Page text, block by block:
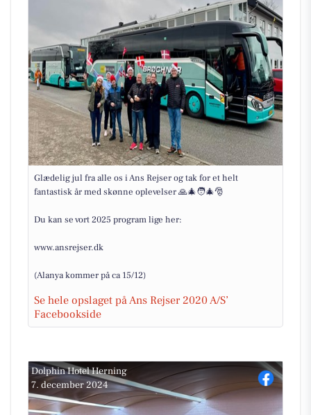
Glædelig jul fra alle os i Ans Rejser og tak for et helt
fantastisk år med skønne oplevelser 🙏🎄🧑‍🎄🎅
Du kan se vort 2025 program lige her:
www.ansrejser.dk
(Alanya kommer på ca 15/12)
Se hele opslaget på Ans Rejser 2020 A/S’
Facebookside
Dolphin Hotel Herning
7. december 2024